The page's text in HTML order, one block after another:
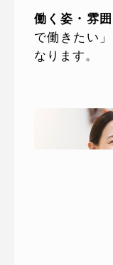
働く姿・雰
で働きたい
なります。